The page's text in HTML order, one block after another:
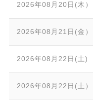
2026年08月20日(木）
2026年08月21日(金）
2026年08月22日(土)
2026年08月22日(土）